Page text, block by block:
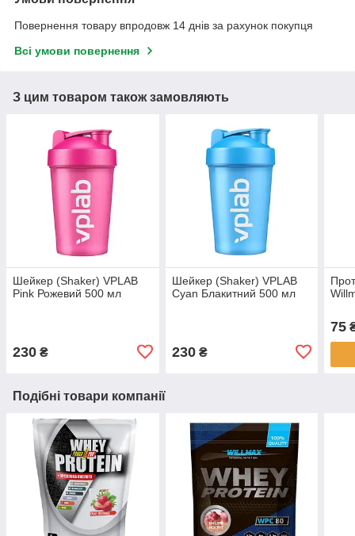
Повернення товару впродовж 14 днів за рахунок покупця
Всі умови повернення
З цим товаром також замовляють
Шейкер (Shaker) VPLAB
Pink Рожевий 500 мл
230 ₴
Шейкер (Shaker) VPLAB
Cyan Блакитний 500 мл
230₴
75
Подібні товари компанії